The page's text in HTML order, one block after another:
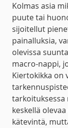
Kolmas asia
puute tai
sijoitellut
painalluksia,
olevissa
macro-nappi,
Kiertokikka on
tarkoituksessa
keskellä
kätevintä,